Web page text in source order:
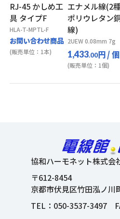
RJ-45 かしめ工
具 タイプF
HLA-T-MPTL-F
お問い合わせ商品
(販売単位：1本)
エナメル線(2種
ポリウレタン
線)
2UEW 0.08mm 7g
1,433.00円/ 個
(販売単位：1個)
協和ハーモネット株式会
〒612-8454
京都市伏見区竹田泓ノ川
TEL： 050-3537-3497